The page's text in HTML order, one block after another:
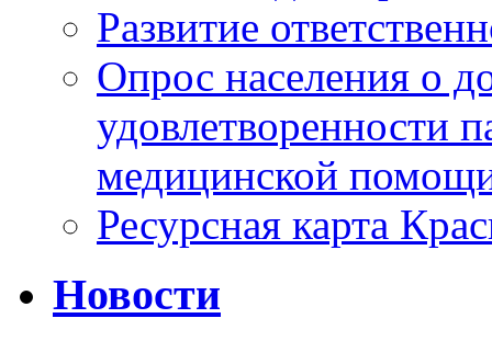
Развитие
Опрос населения о
удовлетворенности
медицинской
Ресурсная карта
Новости